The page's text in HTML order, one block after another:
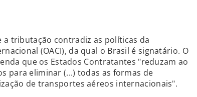
a tributação contradiz as políticas da
(OACI), da qual o Brasil é signatário. O
que os Estados Contratantes "reduzam ao
para eliminar (...) todas as formas de
de transportes aéreos internacionais".